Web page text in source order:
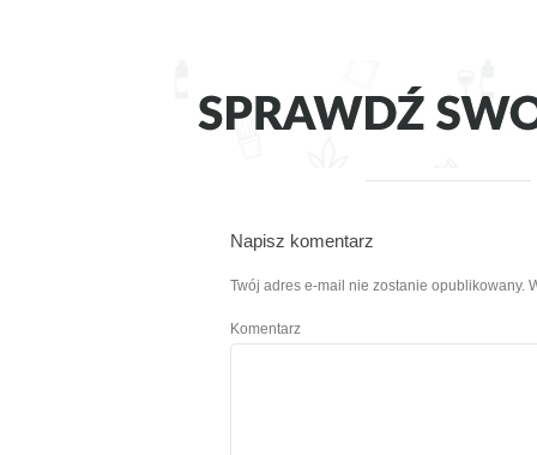
Napisz komentarz
Twój adres e-mail nie zostanie opublikowany.
Komentarz